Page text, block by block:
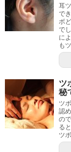
耳
で
ボ
で
に
も
ツ
秘
ツ
認
の
る
ツ